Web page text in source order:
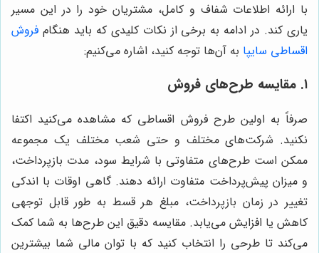
با ارائه اطلاعات شفاف و کامل، مشتریان خود را در این مسیر
یاری کند. در ادامه به برخی از نکات کلیدی که باید هنگام فروش
اقساطی سایپا به آن‌ها توجه کنید، اشاره می‌کنیم:
۱. مقایسه طرح‌های فروش
صرفاً به اولین طرح فروش اقساطی که مشاهده می‌کنید اکتفا
نکنید. شرکت‌های مختلف و حتی شعب مختلف یک مجموعه
ممکن است طرح‌های متفاوتی با شرایط سود، مدت بازپرداخت،
و میزان پیش‌پرداخت متفاوت ارائه دهند. گاهی اوقات با اندکی
تغییر در زمان بازپرداخت، مبلغ هر قسط به طور قابل توجهی
کاهش یا افزایش می‌یابد. مقایسه دقیق این طرح‌ها به شما کمک
می‌کند تا طرحی را انتخاب کنید که با توان مالی شما بیشترین